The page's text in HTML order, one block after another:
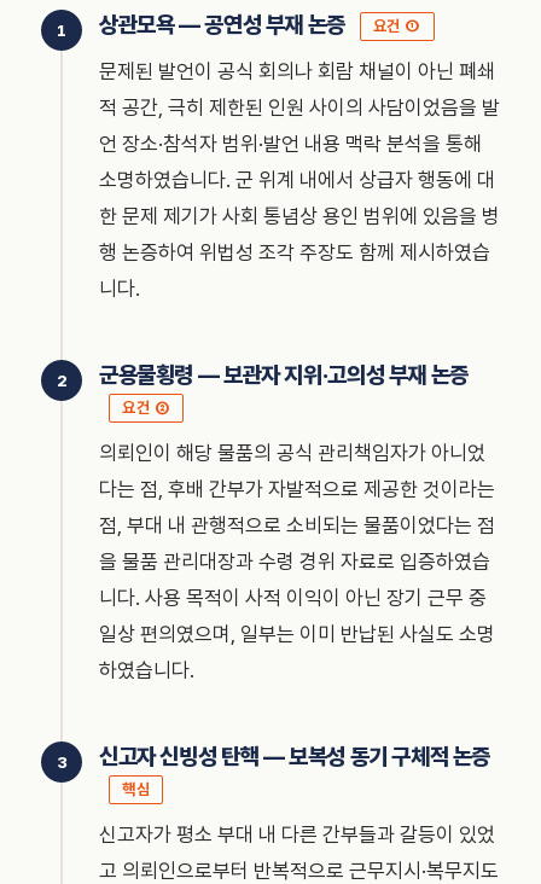
상관모욕 — 공연성 부재 논증 요건 ①
문제된 발언이 공식 회의나 회람 채널이 아닌 폐쇄
적 공간, 극히 제한된 인원 사이의 사담이었음을 발
언 장소·참석자 범위·발언 내용 맥락 분석을 통해
소명하였습니다. 군 위계 내에서 상급자 행동에 대
한 문제 제기가 사회 통념상 용인 범위에 있음을 병
행 논증하여 위법성 조각 주장도 함께 제시하였습
니다.
군용물횡령 — 보관자 지위·고의성 부재 논증
요건 ②
의뢰인이 해당 물품의 공식 관리책임자가 아니었
다는 점, 후배 간부가 자발적으로 제공한 것이라는
점, 부대 내 관행적으로 소비되는 물품이었다는 점
을 물품 관리대장과 수령 경위 자료로 입증하였습
니다. 사용 목적이 사적 이익이 아닌 장기 근무 중
일상 편의였으며, 일부는 이미 반납된 사실도 소명
하였습니다.
신고자 신빙성 탄핵 — 보복성 동기 구체적 논증
핵심
신고자가 평소 부대 내 다른 간부들과 갈등이 있었
고 의뢰인으로부터 반복적으로 근무지시·복무지도